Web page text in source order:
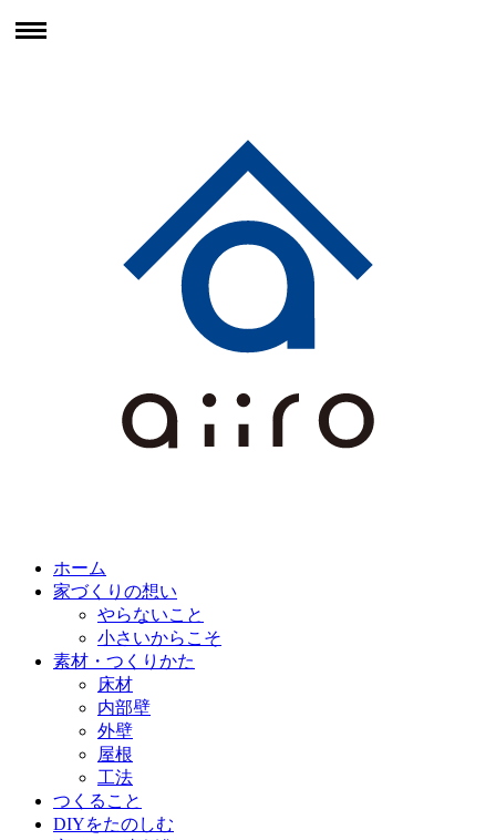
ホーム
家づくりの想い
やらないこと
小さいからこそ
素材・つくりかた
床材
内部壁
外壁
屋根
工法
つくること
DIYをたのしむ